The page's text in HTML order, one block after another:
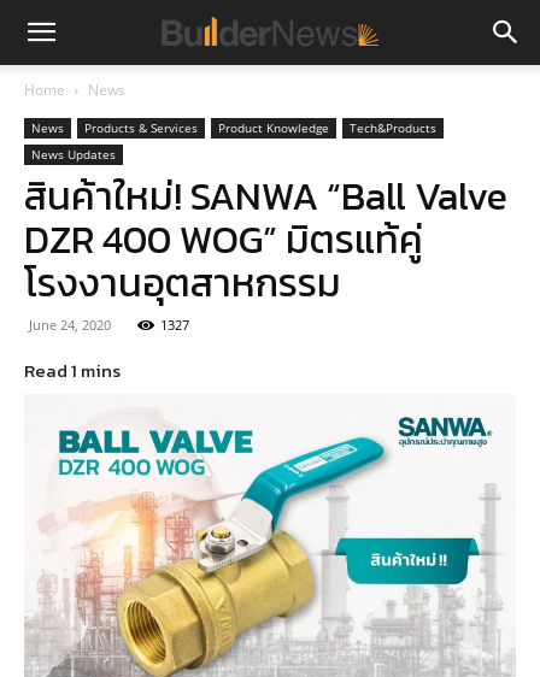
Home News
News Products & Services Product Knowledge
Tech&Products
News Updates
สินค้าใหม่! SANWA “Ball Valve
DZR 400 WOG” มิตรแท้คู่
โรงงานอุตสาหกรรม
June 24, 2020 1327